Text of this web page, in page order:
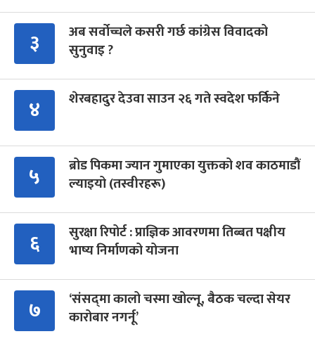
३
अब सर्वोच्चले कसरी गर्छ कांग्रेस विवादको
सुनुवाइ ?
४ शेरबहादुर देउवा साउन २६ गते स्वदेश फर्किने
५
ब्रोड पिकमा ज्यान गुमाएका युक्तको शव काठमाडौं
ल्याइयो (तस्वीरहरू)
६
सुरक्षा रिपोर्ट : प्राज्ञिक आवरणमा तिब्बत पक्षीय
भाष्य निर्माणको योजना
७
‘संसद्‍मा कालो चस्मा खोल्नू, बैठक चल्दा सेयर
कारोबार नगर्नू’